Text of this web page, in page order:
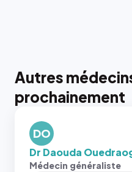
Autres
prochainement
DO
Dr Daouda
Médecin généraliste
{# 40×40
: la taille
rendue par
`.profile-
picture`,
et un
rapport 1:1